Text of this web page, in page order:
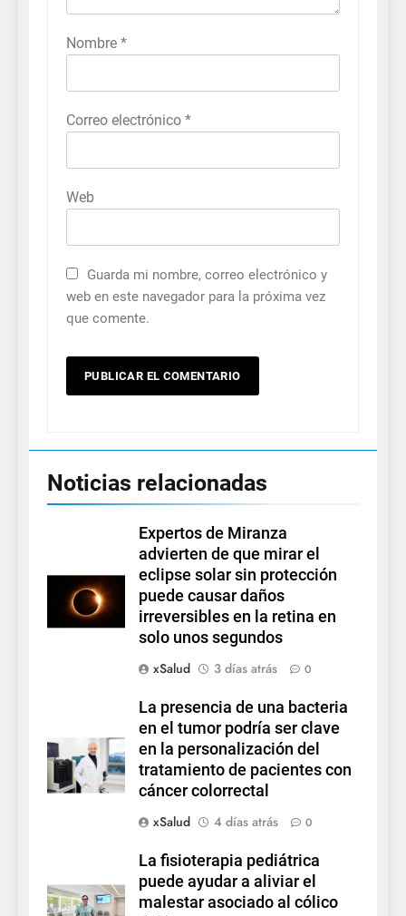
Nombre *
Correo electrónico *
Web
Guarda mi nombre, correo electrónico y
web en este navegador para la próxima vez
que comente.
Noticias relacionadas
Expertos de Miranza
advierten de que mirar el
eclipse solar sin protección
puede causar daños
irreversibles en la retina en
solo unos segundos
xSalud
3 días atrás 0
La presencia de una bacteria
en el tumor podría ser clave
en la personalización del
tratamiento de pacientes con
cáncer colorrectal
xSalud
4 días atrás 0
La fisioterapia pediátrica
puede ayudar a aliviar el
malestar asociado al cólico